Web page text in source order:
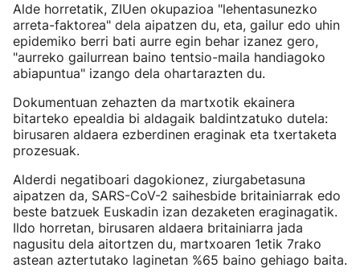
Alde horretatik, ZIUen okupazioa "lehentasunezko
arreta-faktorea" dela aipatzen du, eta, gailur edo uhin
epidemiko berri bati aurre egin behar izanez gero,
"aurreko gailurrean baino tentsio-maila handiagoko
abiapuntua" izango dela ohartarazten du.
Dokumentuan zehazten da martxotik ekainera
bitarteko epealdia bi aldagaik baldintzatuko dutela:
birusaren aldaera ezberdinen eraginak eta txertaketa
prozesuak.
Alderdi negatiboari dagokionez, ziurgabetasuna
aipatzen da, SARS-CoV-2 saihesbide britainiarrak edo
beste batzuek Euskadin izan dezaketen eraginagatik.
Ildo horretan, birusaren aldaera britainiarra jada
nagusitu dela aitortzen du, martxoaren 1etik 7rako
astean aztertutako laginetan %65 baino gehiago baita.